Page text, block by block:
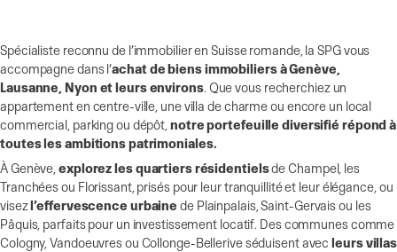
Spécialiste reconnu de l’immobilier en Suisse romande, la SPG vous
accompagne dans l’achat de biens immobiliers à Genève,
Lausanne, Nyon et leurs environs. Que vous recherchiez un
appartement en centre-ville, une villa de charme ou encore un local
commercial, parking ou dépôt, notre portefeuille diversifié répond à
toutes les ambitions patrimoniales.
À Genève, explorez les quartiers résidentielsde Champel, les
Tranchées ou Florissant, prisés pour leur tranquillité et leur élégance, ou
visezl’effervescence urbainede Plainpalais, Saint-Gervais ou les
Pâquis, parfaits pour un investissement locatif. Des communes comme
Cologny, Vandoeuvres ou Collonge-Bellerive séduisent avecleurs villas